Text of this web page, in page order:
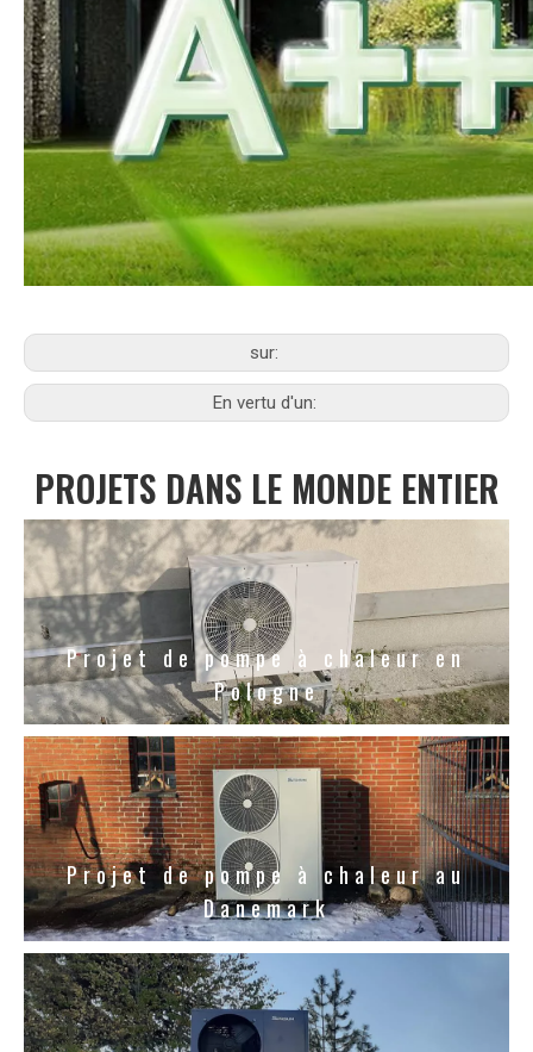
sur:
En vertu d'un:
PROJETS DANS LE MONDE ENTIER
Projet de pompe à chaleur en
Pologne
Projet de pompe à chaleur au
Danemark